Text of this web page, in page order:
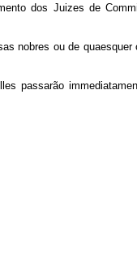
dos Juizes de
nobres ou de
passarão